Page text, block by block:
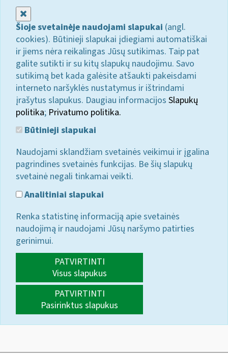
Šioje svetainėje naudojami slapukai (angl.
cookies). Būtinieji slapukai įdiegiami automatiškai
ir jiems nėra reikalingas Jūsų sutikimas. Taip pat
galite sutikti ir su kitų slapukų naudojimu. Savo
sutikimą bet kada galėsite atšaukti pakeisdami
interneto naršyklės nustatymus ir ištrindami
įrašytus slapukus. Daugiau informacijos Slapukų
politika; Privatumo politika.
Būtinieji slapukai
Naudojami sklandžiam svetainės veikimui ir įgalina
pagrindines svetainės funkcijas. Be šių slapukų
svetainė negali tinkamai veikti.
Analitiniai slapukai
Renka statistinę informaciją apie svetainės
naudojimą ir naudojami Jūsų naršymo patirties
gerinimui.
PATVIRTINTI
Visus slapukus
PATVIRTINTI
Pasirinktus slapukus